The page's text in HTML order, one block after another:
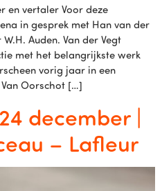
en vertaler Voor deze
in gesprek met Han van der
Auden. Van der Vegt
met het belangrijkste werk
vorig jaar in een
Oorschot […]
december |
– Lafleur